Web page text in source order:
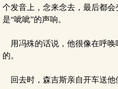
个发音上，念来念去，最后都
是“呲呲”的声响。
用冯殊的话说，他很像在呼唤
的。
回去时，森吉斯亲自开车送他